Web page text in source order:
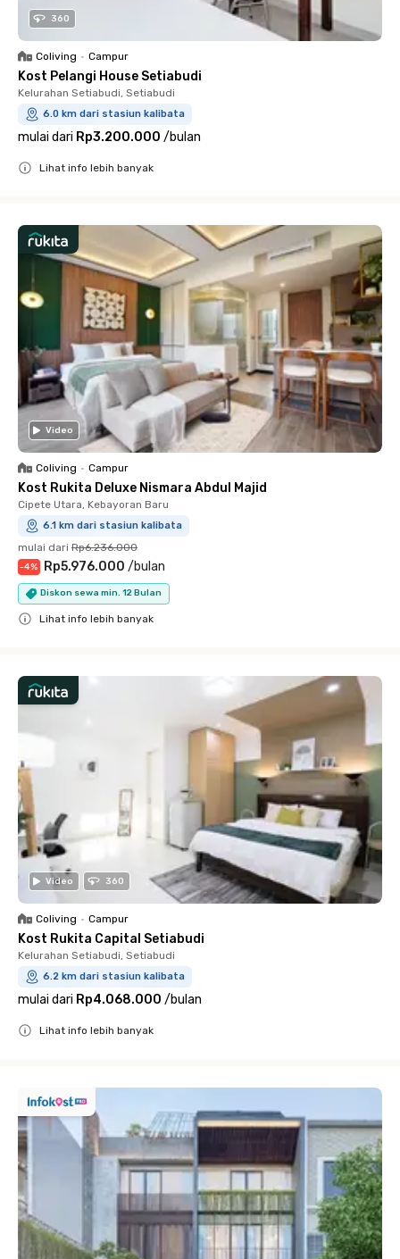
360
Coliving • Campur
Kost Pelangi House Setiabudi
Kelurahan Setiabudi, Setiabudi
6.0 km dari stasiun kalibata
mulai dari Rp3.200.000 /bulan
Lihat info lebih banyak
Video
Coliving • Campur
Kost Rukita Deluxe Nismara Abdul Majid
Cipete Utara, Kebayoran Baru
6.1 km dari stasiun kalibata
mulai dari Rp6.236.000
-4% Rp5.976.000 /bulan
Diskon sewa min. 12 Bulan
Lihat info lebih banyak
Video 360
Coliving • Campur
Kost Rukita Capital Setiabudi
Kelurahan Setiabudi, Setiabudi
6.2 km dari stasiun kalibata
mulai dari Rp4.068.000 /bulan
Lihat info lebih banyak